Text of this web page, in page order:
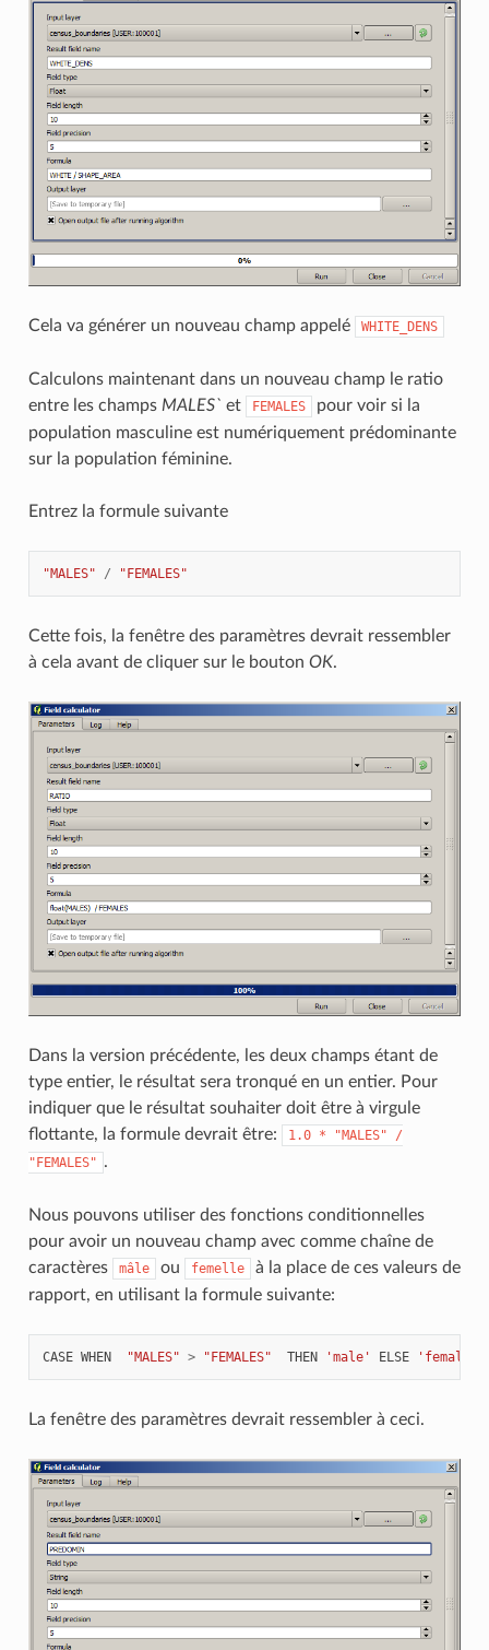
Cela va générer un nouveau champ appelé WHITE_DENS
Calculons maintenant dans un nouveau champ le ratio
entre les champs MALES` et FEMALES
pour voir si la
population masculine est numériquement prédominante
sur la population féminine.
Entrez la formule suivante
"MALES" / "FEMALES"
Cette fois, la fenêtre des paramètres devrait ressembler
à cela avant de cliquer sur le bouton OK.
Dans la version précédente, les deux champs étant de
type entier, le résultat sera tronqué en un entier. Pour
indiquer que le résultat souhaiter doit être à virgule
flottante, la formule devrait être:
1.0 * "MALES"
/
"FEMALES" .
Nous pouvons utiliser des fonctions conditionnelles
pour avoir un nouveau champ avec comme chaîne de
caractères
mâle ou femelle
à la place de ces valeurs de
rapport, en utilisant la formule suivante:
CASE WHEN "MALES" > "FEMALES" THEN 'male' ELSE 'female'
La fenêtre des paramètres devrait ressembler à ceci.